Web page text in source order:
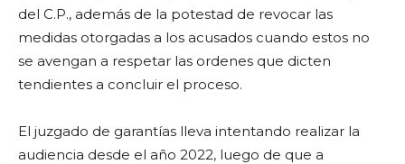
del C.P., además de la potestad de revocar las
medidas otorgadas a los acusados cuando estos no
se avengan a respetar las ordenes que dicten
tendientes a concluir el proceso.
El juzgado de garantías lleva intentando realizar la
audiencia desde el año 2022, luego de que a